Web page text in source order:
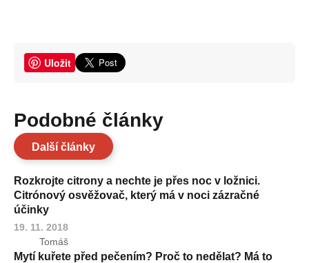
Uložit
Podobné články
Další články
Rozkrojte citrony a nechte je přes noc v ložnici.
Citrónový osvěžovač, který má v noci zázračné
účinky
19. 11. 2018
Tomáš
Mytí kuřete před pečením? Proč to nedělat? Má to